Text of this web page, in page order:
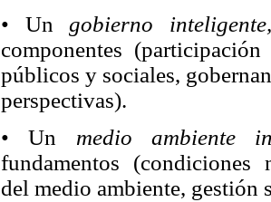
• Ungobierno inteligente,
componentes
públicos y sociales,
perspectivas).
• Un medio ambiente
fundamentos (condiciones
del medio ambiente, gestión